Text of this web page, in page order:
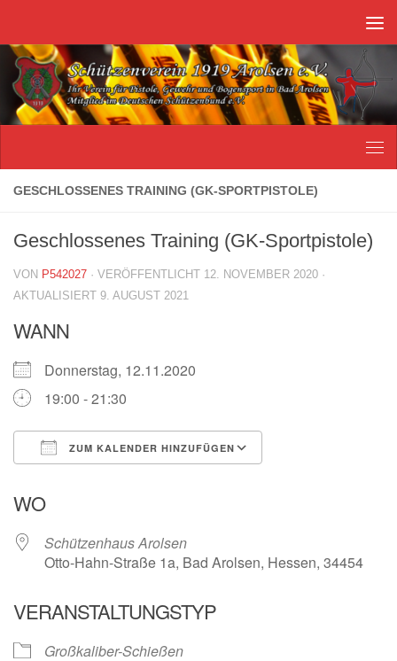
GESCHLOSSENES TRAINING (GK-SPORTPISTOLE)
Geschlossenes Training (GK-Sportpistole)
VON P542027 · VERÖFFENTLICHT 12. NOVEMBER 2020 ·
AKTUALISIERT 9. AUGUST 2021
WANN
Donnerstag, 12.11.2020
19:00 - 21:30
ZUM KALENDER HINZUFÜGEN
WO
Schützenhaus Arolsen
Otto-Hahn-Straße 1a, Bad Arolsen, Hessen, 34454
VERANSTALTUNGSTYP
Großkaliber-Schießen